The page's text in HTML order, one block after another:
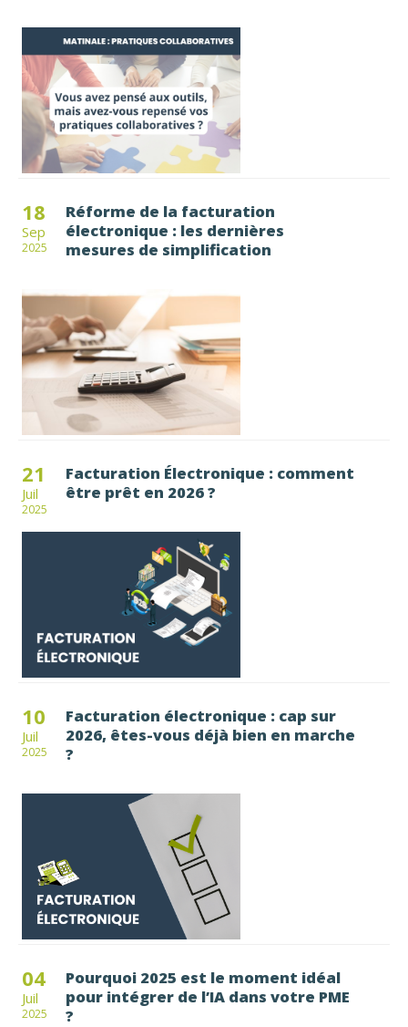
18
Sep
2025
Réforme de la facturation
électronique : les dernières
mesures de simplification
21
Juil
2025
Facturation Électronique : comment
être prêt en 2026 ?
10
Juil
2025
Facturation électronique : cap sur
2026, êtes-vous déjà bien en marche
?
04
Juil
2025
Pourquoi 2025 est le moment idéal
pour intégrer de l’IA dans votre PME
?